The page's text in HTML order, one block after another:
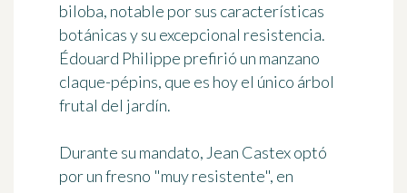
biloba, notable por sus características
botánicas y su excepcional resistencia.
Édouard Philippe prefirió un manzano
claque-pépins, que es hoy el único árbol
frutal del jardín.
Durante su mandato, Jean Castex optó
por un fresno "muy resistente", en